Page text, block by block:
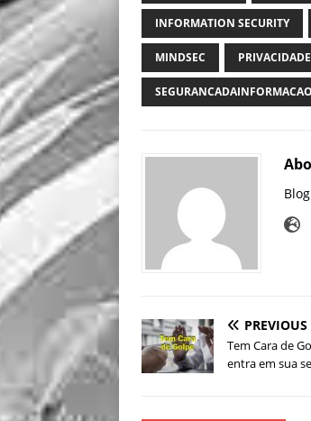
INFORMATION SECURITY
MINDSEC PRIVACIDADE
SEGURANCADAINFORMACAO
PREVIOUS
Tem Cara de
entra em sua